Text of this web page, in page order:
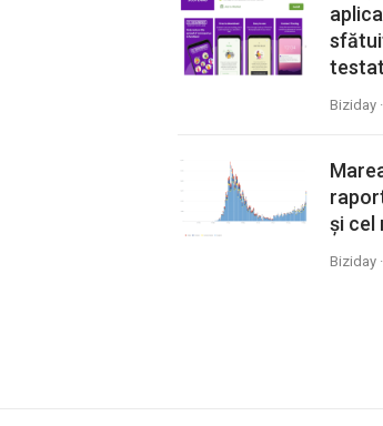
Biziday ·
și cel
Biziday ·